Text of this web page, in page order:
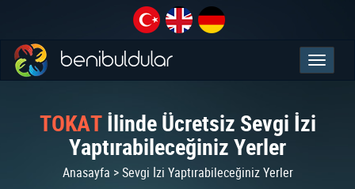
TOKATİlinde Ücretsiz Sevgi İzi
Yaptırabileceğiniz Yerler
Anasayfa > Sevgi İzi Yaptırabileceğiniz Yerler